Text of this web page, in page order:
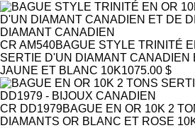
CR AM540BAGUE STYLE TRINITÉ
SERTIE D'UN DIAMANT CANADIEN
JAUNE ET BLANC 10K1075.00 $
CR DD1979BAGUE EN OR 10K 2
DIAMANTS OR BLANC ET ROSE